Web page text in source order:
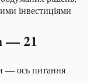
інвестиціями
— 21
— ось питання